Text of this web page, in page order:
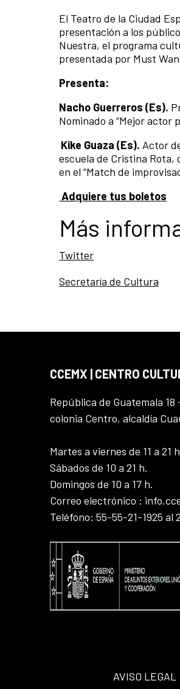
El Teatro de la Ciudad
presentación a los
Nuestra, el programa
presentada por Must
Presenta:
Nacho Guerreros (Es).
Nominado a “Mejor actor
Kike Guaza (Es). Actor
escuela de Cristina Rota,
en el “Match de
Adquiere tus boletos
Más
Twitter
Secretaría de Cultura
CCEMX | CENTRO
República de Guatemala 18
colonia Centro, alcaldía
Martes a viernes de 11 a 21
Sábados de 10 a 21 h.
Domingos de 10 a 17 h.
Correo electrónico :
Teléfono: 55-55-21-1925 al
AVISO LEGAL